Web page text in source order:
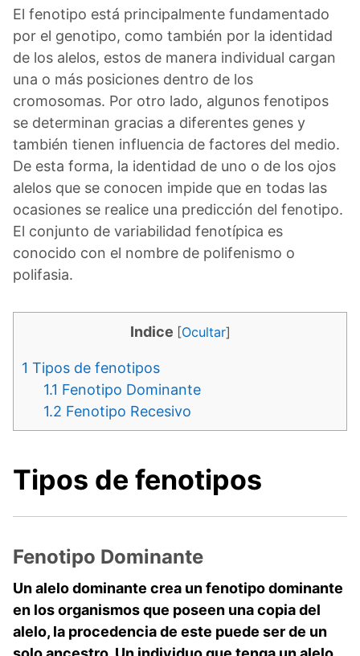
El fenotipo está principalmente fundamentado
por el genotipo, como también por la identidad
de los alelos, estos de manera individual cargan
una o más posiciones dentro de los
cromosomas. Por otro lado, algunos fenotipos
se determinan gracias a diferentes genes y
también tienen influencia de factores del medio.
De esta forma, la identidad de uno o de los ojos
alelos que se conocen impide que en todas las
ocasiones se realice una predicción del fenotipo.
El conjunto de variabilidad fenotípica es
conocido con el nombre de polifenismo o
polifasia.
Indice [Ocultar]
1 Tipos de fenotipos
1.1 Fenotipo Dominante
1.2 Fenotipo Recesivo
Tipos de fenotipos
Fenotipo Dominante
Un alelo dominante crea un fenotipo dominante
en los organismos que poseen una copia del
alelo, la procedencia de este puede ser de un